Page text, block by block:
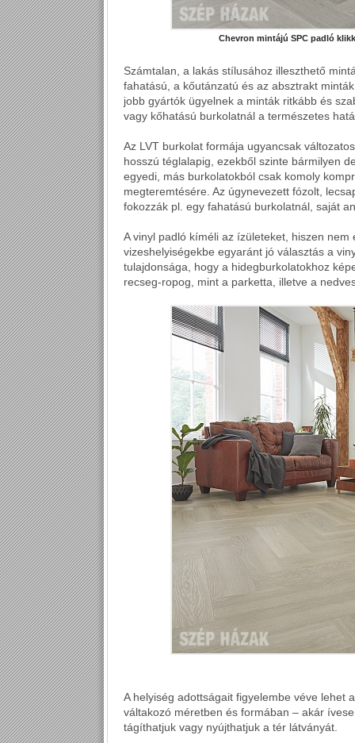
Chevron mintájú SPC padló
Számtalan, a lakás stílusához illeszthető
fahatású, a kőutánzatú és az absztrakt
jobb gyártók ügyelnek a minták ritkább és
vagy kőhatású burkolatnál a természetes
Az LVT burkolat formája ugyancsak
hosszú téglalapig, ezekből szinte bármilyen
egyedi, más burkolatokból csak komoly
megteremtésére. Az úgynevezett fózolt,
fokozzák pl. egy fahatású burkolatnál, saját
A vinyl padló kíméli az ízületeket, hiszen
vizeshelyiségekbe egyaránt jó választás a
tulajdonsága, hogy a hidegburkolatokhoz
recseg-ropog, mint a parketta, illetve a
A helyiség adottságait figyelembe véve lehet
váltakozó méretben és formában – akár
tágíthatjuk vagy nyújthatjuk a tér látványát.